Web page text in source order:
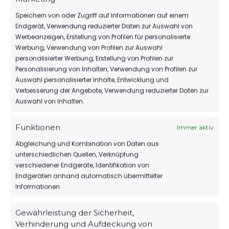
Speichern von oder Zugriff auf Informationen auf einem
Endgerät, Verwendung reduzierter Daten zur Auswahl von
Werbeanzeigen, Erstellung von Profilen für personalisierte
Werbung, Verwendung von Profilen zur Auswahl
personalisierter Werbung, Erstellung von Profilen zur
Personalisierung von Inhalten, Verwendung von Profilen zur
Auswahl personalisierter Inhalte, Entwicklung und
Verbesserung der Angebote, Verwendung reduzierter Daten zur
Auswahl von Inhalten.
Funktionen Immer aktiv
Abgleichung und Kombination von Daten aus
unterschiedlichen Quellen, Verknüpfung
verschiedener Endgeräte, Identifikation von
Endgeräten anhand automatisch übermittelter
Informationen.
Gewährleistung der Sicherheit,
Verhinderung und Aufdeckung von
SA.., 12.
2024
11:00
Uhr
Fürstenwalde
vs. FSV 63
Luckenwalde
B-Jugend
1:4
Landesliga
B-Jugend
SA.., 20.
APR.
10:30
Uhr
FSV Union
Fürstenwalde
vs. FSV 63
Luckenwalde
3:2
B-Jugend
OKT.
2023
11:00
Uhr
Luckenwalde
B-Jugend
vs. FSV Union
Fürstenwalde
1:0
MAI 2023
11:00
Luckenwalde
B-Jugend